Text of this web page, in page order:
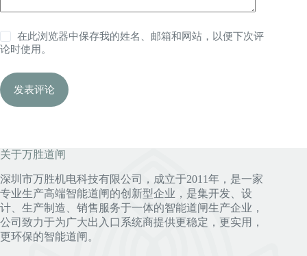
在此浏览器中保存我的姓名、邮箱和网站，以便下次评
论时使用。
发表评论
关于万胜道闸
深圳市万胜机电科技有限公司，成立于2011年，是一家
专业生产高端智能道闸的创新型企业，是集开发、设
计、生产制造、销售服务于一体的智能道闸生产企业，
公司致力于为广大出入口系统商提供更稳定，更实用，
更环保的智能道闸。